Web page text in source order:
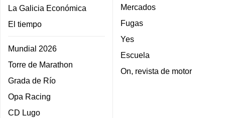
La Galicia Económica
El tiempo
Mundial 2026
Torre de Marathon
Grada de Río
Opa Racing
CD Lugo
Mercados
Fugas
Yes
Escuela
On, revista de motor